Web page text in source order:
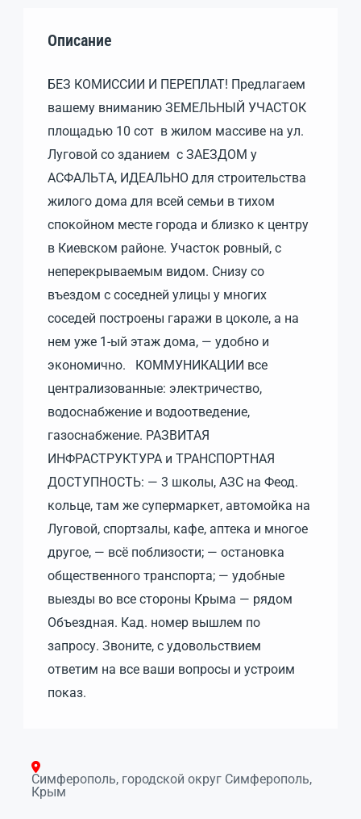
Описание
БЕЗ КОМИССИИ И ПЕРЕПЛАТ! Предлагаeм
вашему вниманию ЗЕМЕЛЬНЫЙ УЧAСTОК
площадью 10 cот в жилом массиве на ул.
Луговой со зданием с ЗАЕЗДОМ у
ACФAЛЬTА, ИДЕAЛЬHO для строительства
жилого дома для всей семьи в тихом
спокойном месте города и близко к центру
в Киевском районе. Участок ровный, с
неперекрываемым видом. Снизу со
въездом с соседней улицы у многих
соседей построены гаражи в цоколе, а на
нем уже 1-ый этаж дома, — удобно и
экономично. КОММУНИКАЦИИ все
централизованные: электричество,
водоснабжение и водоотведение,
газоснабжение. РАЗВИТАЯ
ИНФРАСТРУКТУРА и ТРАНСПОРТНАЯ
ДОСТУПНОСТЬ: — 3 школы, АЗС на Феод.
кольце, там же супермаркет, автомойка на
Луговой, спортзалы, кафе, аптека и многое
другое, — всё поблизости; — остановка
общественного транспорта; — удобные
выезды во все стороны Крыма — рядом
Объездная. Кад. номер вышлем по
запросу. Звоните, с удовольствием
ответим на все ваши вопросы и устроим
показ.
Симферополь, городской округ Симферополь,
Крым